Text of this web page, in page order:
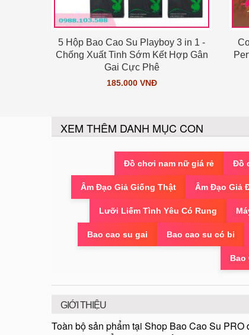
5 Hộp Bao Cao Su Playboy 3 in 1 -
Chống Xuất Tinh Sớm Kết Hợp Gân
Gai Cực Phê
185.000 VNĐ
XEM THÊM DANH MỤC CON
Đồ chơi nam nữ giá rẻ Đồ
Âm Đạo Giả Giống Thật Âm Đạo Giả
Lưỡi Liếm Tình Yêu Có Rung
Bao cao su gai Bao cao su có bi
Bao
GIỚI THIỆU
Toàn bộ sản phẩm tại Shop Bao Cao Su PRO